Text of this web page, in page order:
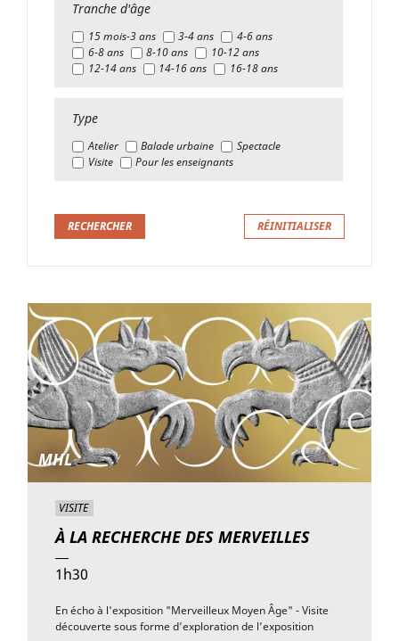
Tranche d'âge
15 mois-3 ans 3-4 ans
4-6 ans
6-8 ans
8-10 ans
10-12 ans
12-14 ans
14-16 ans 16-18 ans
Type
Atelier Balade urbaine
Spectacle
Visite
Pour les enseignants
MHL
VISITE
À LA RECHERCHE DES MERVEILLES
1h30
En écho à l'exposition "Merveilleux Moyen Âge" - Visite
découverte sous forme d’exploration de l’exposition